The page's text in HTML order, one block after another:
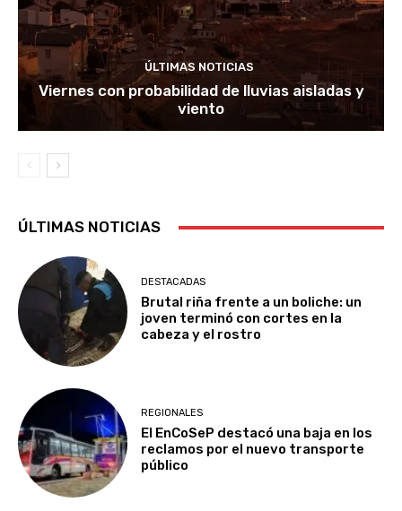
ÚLTIMAS NOTICIAS
Viernes con probabilidad de lluvias aisladas y
viento
ÚLTIMAS NOTICIAS
DESTACADAS
Brutal riña frente a un boliche: un
joven terminó con cortes en la
cabeza y el rostro
REGIONALES
El EnCoSeP destacó una baja en los
reclamos por el nuevo transporte
público